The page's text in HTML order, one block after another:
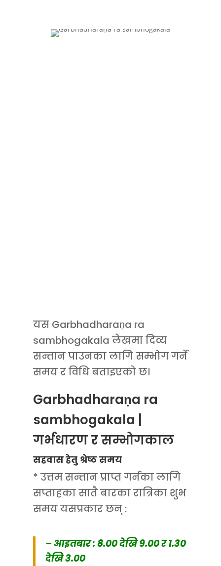
यस Garbhadharaṇa ra
sambhogakala लेखमा दिव्य
सन्तान पाउनका लागि सम्भोग गर्ने
समय र विधि बताइएको छ।
Garbhadharaṇa ra
sambhogakala |
गर्भधारण र सम्भोगकाल
सहवास हेतु श्रेष्ठ समय
* उत्तम सन्तान प्राप्त गर्नका लागि
सप्ताहका सातै बारका रात्रिका शुभ
समय यसप्रकार छन् :
– आइतबार : 8.00 देखि 9.00 र 1.30
देखि 3.00